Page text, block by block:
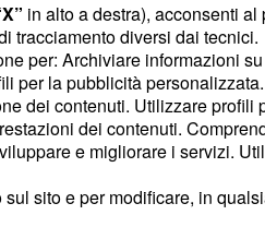
da
infatti,
in alto a destra), acconsenti
tracciamento diversi dai tecnici.
per: Archiviare informazioni
per la pubblicità
dei contenuti. Utilizzare
dei contenuti.
e migliorare i servizi.
sito e per modificare, in